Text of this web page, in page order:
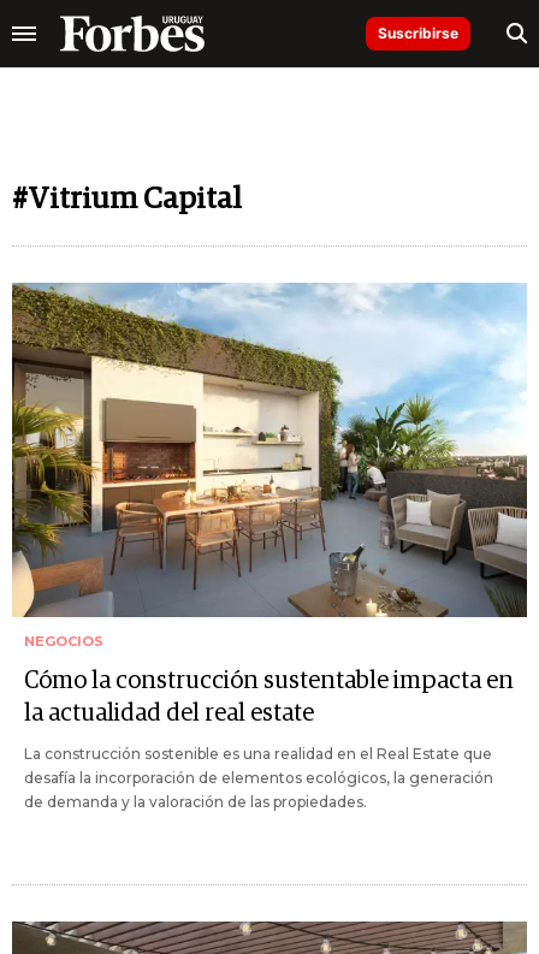
Suscribirse
#Vitrium Capital
NEGOCIOS
Cómo la construcción sustentable impacta en
la actualidad del real estate
La construcción sostenible es una realidad en el Real Estate que
desafía la incorporación de elementos ecológicos, la generación
de demanda y la valoración de las propiedades.